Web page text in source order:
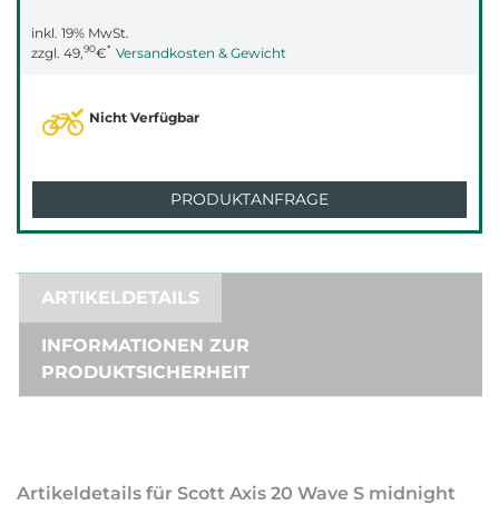
inkl. 19% MwSt.
zzgl. 49,90€* Versandkosten & Gewicht
Nicht Verfügbar
PRODUKTANFRAGE
ARTIKELDETAILS
INFORMATIONEN ZUR
PRODUKTSICHERHEIT
Artikeldetails für Scott Axis 20 Wave S midnight